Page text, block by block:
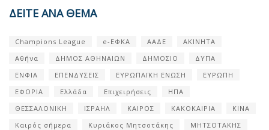
ΔΕΙΤΕ ΑΝΑ ΘΕΜΑ
Champions League e-ΕΦΚΑ ΑΑΔΕ
ΑΚΙΝΗΤΑ
Αθήνα
ΔΗΜΟΣ ΑΘΗΝΑΙΩΝ ΔΗΜΟΣΙΟ
ΔΥΠΑ
ΕΝΦΙΑ
ΕΠΕΝΔΥΣΕΙΣ ΕΥΡΩΠΑΪΚΗ ΕΝΩΣΗ
ΕΥΡΩΠΗ
ΕΦΟΡΙΑ
Ελλάδα Επιχειρήσεις
ΗΠΑ
ΘΕΣΣΑΛΟΝΙΚΗ
ΙΣΡΑΗΛ ΚΑΙΡΟΣ ΚΑΚΟΚΑΙΡΙΑ
ΚΙΝΑ
Καιρός σήμερα
Κυριάκος Μητσοτάκης
ΜΗΤΣΟΤΑΚΗΣ